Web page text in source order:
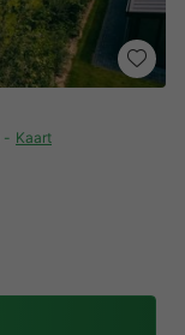
Kaart